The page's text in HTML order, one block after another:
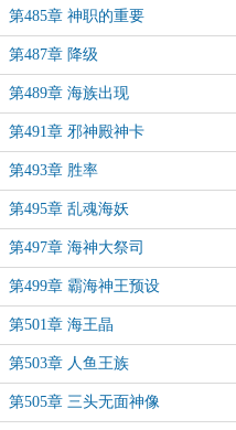
第485章 神职的重要
第487章 降级
第489章 海族出现
第491章 邪神殿神卡
第493章 胜率
第495章 乱魂海妖
第497章 海神大祭司
第499章 霸海神王预设
第501章 海王晶
第503章 人鱼王族
第505章 三头无面神像